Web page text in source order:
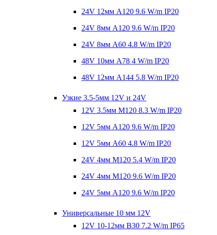
24V 12мм A120 9.6 W/m IP20
24V 8мм A120 9.6 W/m IP20
24V 8мм A60 4.8 W/m IP20
48V 10мм A78 4 W/m IP20
48V 12мм A144 5.8 W/m IP20
Узкие 3.5-5мм 12V и 24V
12V 3.5мм M120 8.3 W/m IP20
12V 5мм A120 9.6 W/m IP20
12V 5мм A60 4.8 W/m IP20
24V 4мм M120 5.4 W/m IP20
24V 4мм M120 9.6 W/m IP20
24V 5мм A120 9.6 W/m IP20
Универсальные 10 мм 12V
12V 10-12мм B30 7.2 W/m IP65